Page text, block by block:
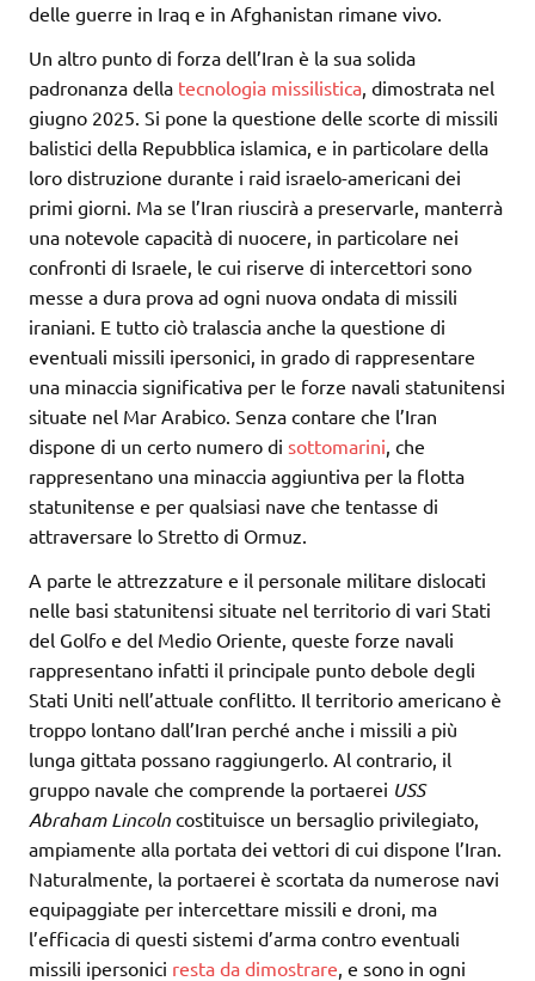
delle guerre in Iraq e in Afghanistan rimane vivo.
Un altro punto di forza dell’Iran è la sua solida
padronanza della tecnologia missilistica , dimostrata nel
giugno 2025. Si pone la questione delle scorte di missili
balistici della Repubblica islamica, e in particolare della
loro distruzione durante i raid israelo-americani dei
primi giorni. Ma se l’Iran riuscirà a preservarle, manterrà
una notevole capacità di nuocere, in particolare nei
confronti di Israele, le cui riserve di intercettori sono
messe a dura prova ad ogni nuova ondata di missili
iraniani. E tutto ciò tralascia anche la questione di
eventuali missili ipersonici, in grado di rappresentare
una minaccia significativa per le forze navali statunitensi
situate nel Mar Arabico. Senza contare che l’Iran
dispone di un certo numero di sottomarini , che
rappresentano una minaccia aggiuntiva per la flotta
statunitense e per qualsiasi nave che tentasse di
attraversare lo Stretto di Ormuz.
A parte le attrezzature e il personale militare dislocati
nelle basi statunitensi situate nel territorio di vari Stati
del Golfo e del Medio Oriente, queste forze navali
rappresentano infatti il principale punto debole degli
Stati Uniti nell’attuale conflitto. Il territorio americano è
troppo lontano dall’Iran perché anche i missili a più
lunga gittata possano raggiungerlo. Al contrario, il
gruppo navale che comprende la portaerei USS
Abraham Lincoln costituisce un bersaglio privilegiato,
ampiamente alla portata dei vettori di cui dispone l’Iran.
Naturalmente, la portaerei è scortata da numerose navi
equipaggiate per intercettare missili e droni, ma
l’efficacia di questi sistemi d’arma contro eventuali
missili ipersonici resta da dimostrare , e sono in ogni